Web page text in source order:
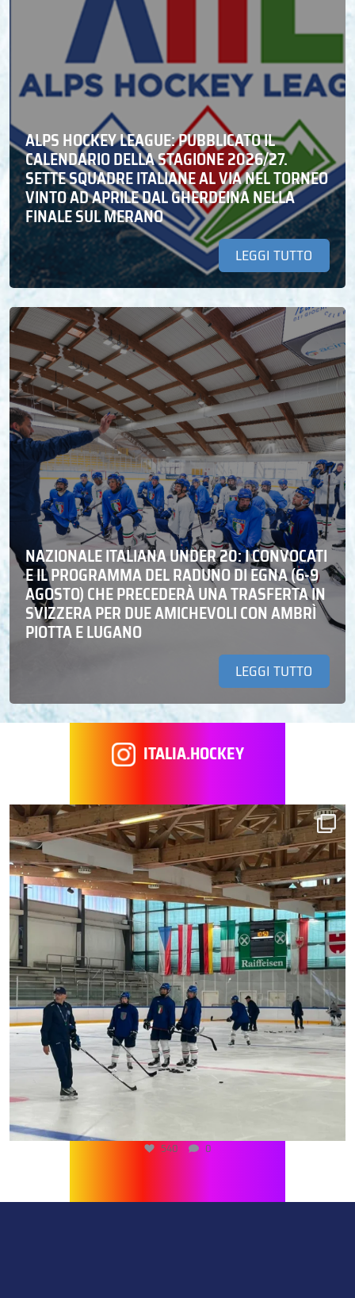
ALPS HOCKEY LEAGUE: PUBBLICATO IL
CALENDARIO DELLA STAGIONE 2026/27.
SETTE SQUADRE ITALIANE AL VIA NEL TORNEO
VINTO AD APRILE DAL GHERDEINA NELLA
FINALE SUL MERANO
LEGGI TUTTO
NAZIONALE ITALIANA UNDER 20: I CONVOCATI
E IL PROGRAMMA DEL RADUNO DI EGNA (6-9
AGOSTO) CHE PRECEDERÀ UNA TRASFERTA IN
SVIZZERA PER DUE AMICHEVOLI CON AMBRÌ
PIOTTA E LUGANO
LEGGI TUTTO
ITALIA.HOCKEY
540 0